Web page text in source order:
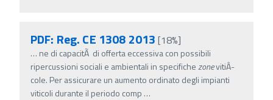
PDF: Reg. CE 1308 2013 [18%]
… ne di capacitÃ di offerta eccessiva con possibili
ripercussioni sociali e ambientali in specifichezonevitiÂ­
cole. Per assicurare un aumento ordinato degli impianti
viticoli durante il periodo comp …